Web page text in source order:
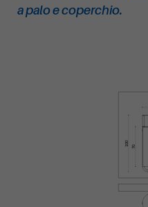
a palo e coperchio.